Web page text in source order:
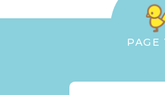
PAGE